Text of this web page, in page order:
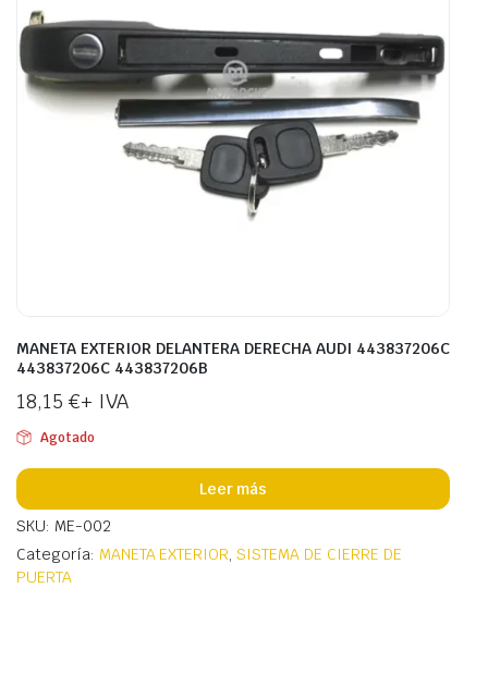
MANETA EXTERIOR DELANTERA DERECHA AUDI 443837206C
443837206C 443837206B
18,15 €+ IVA
Agotado
Leer más
SKU: ME-002
Categoría: MANETA EXTERIOR,SISTEMA DE CIERRE DE
PUERTA